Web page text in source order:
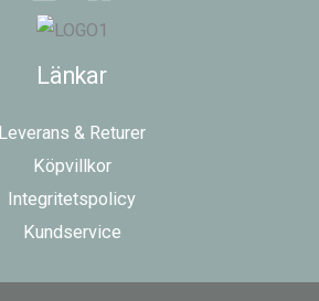
Länkar
Leverans & Returer
Köpvillkor
Integritetspolicy
Kundservice